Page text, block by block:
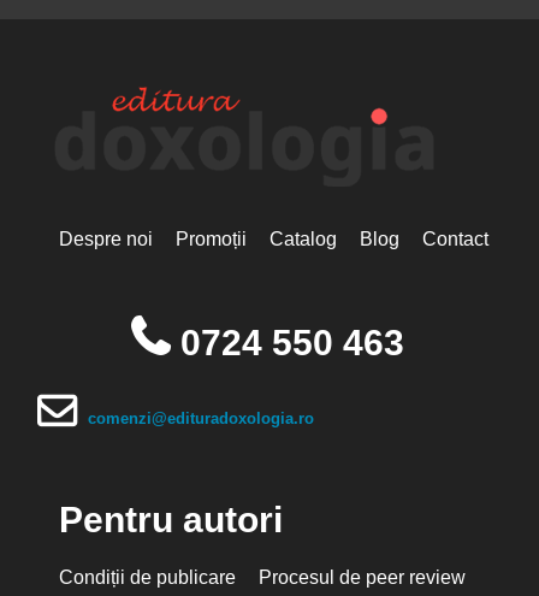
Despre noi Promoții Catalog Blog Contact
0724 550 463
comenzi@edituradoxologia.ro
Pentru autori
Condiții de publicare
Procesul de peer review